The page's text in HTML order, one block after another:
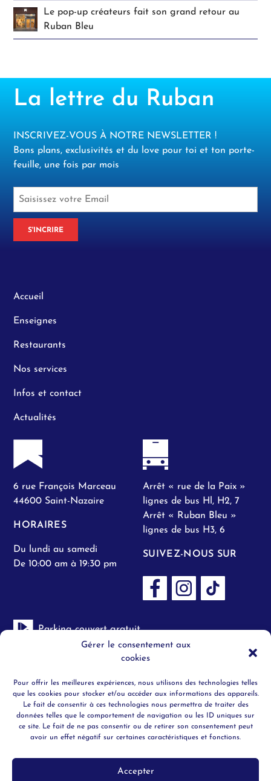
Gérer le consentement aux
cookies
Pour offrir les meilleures expériences, nous utilisons des technologies telles
que les cookies pour stocker et/ou accéder aux informations des appareils.
Le fait de consentir à ces technologies nous permettra de traiter des
données telles que le comportement de navigation ou les ID uniques sur
ce site. Le fait de ne pas consentir ou de retirer son consentement peut
avoir un effet négatif sur certaines caractéristiques et fonctions.
Accepter
Le pop-up créateurs fait son grand retour au
Ruban Bleu
La lettre du Ruban
INSCRIVEZ-VOUS À NOTRE NEWSLETTER !
Bons plans, exclusivités et du love pour toi et ton porte-
feuille, une fois par mois
S'INCRIRE
Accueil
Enseignes
Restaurants
Nos services
Infos et contact
Actualités
6 rue François Marceau
44600 Saint-Nazaire
HORAIRES
Du lundi au samedi
De 10:00 am à 19:30 pm
Arrêt « rue de la Paix »
lignes de bus Hl, H2, 7
Arrêt « Ruban Bleu »
lignes de bus H3, 6
SUIVEZ-NOUS SUR
Parking couvert gratuit
Objets trouvés
Securité